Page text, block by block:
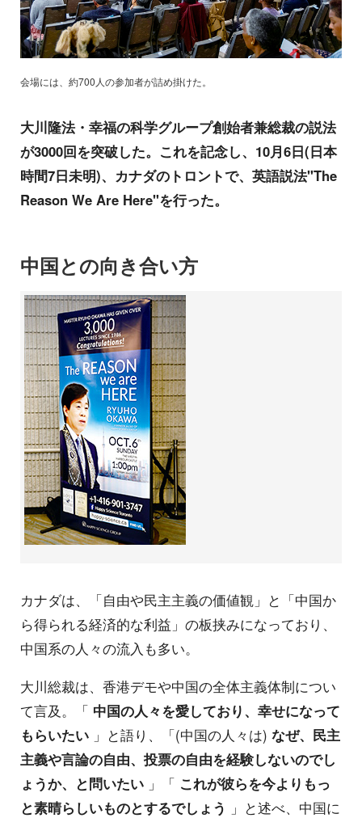
会場には、約700人の参加者が詰め掛けた。
大川隆法・幸福の科学グループ創始者兼総裁の説法
が3000回を突破した。これを記念し、10月6日(日本
時間7日未明)、カナダのトロントで、英語説法"The
Reason We Are Here"を行った。
中国との向き合い方
カナダは、「自由や民主主義の価値観」と「中国か
ら得られる経済的な利益」の板挟みになっており、
中国系の人々の流入も多い。
大川総裁は、香港デモや中国の全体主義体制につい
て言及。「 中国の人々を愛しており、幸せになって
もらいたい 」と語り、「(中国の人々は) なぜ、民主
主義や言論の自由、投票の自由を経験しないのでし
ょうか、と問いたい 」「 これが彼らを今よりもっ
と素晴らしいものとするでしょう 」と述べ、中国に